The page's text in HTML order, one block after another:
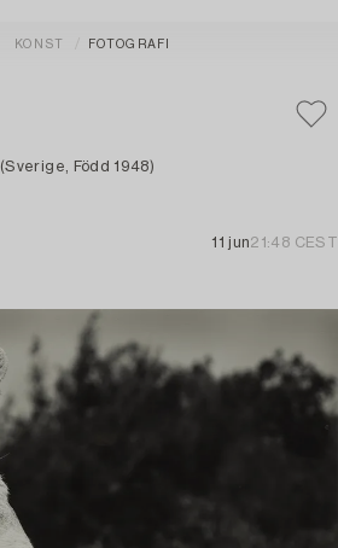
KONST FOTOGRAFI
(Sverige, Född 1948)
11 jun21:48 CEST